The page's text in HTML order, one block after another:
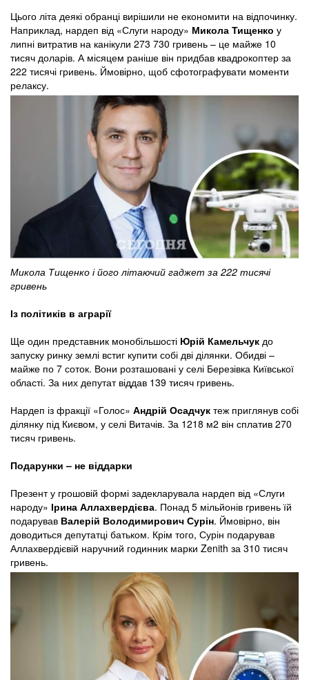
Цього літа деякі обранці вирішили не економити на відпочинку.
Наприклад, нардеп від «Слуги народу» Микола Тищенко у
липні витратив на канікули 273 730 гривень – це майже 10
тисяч доларів. А місяцем раніше він придбав квадрокоптер за
222 тисячі гривень. Ймовірно, щоб сфотографувати моменти
релаксу.
Микола Тищенко і його літаючий гаджет за 222 тисячі
гривень
Із політиків в аграрії
Ще один представник монобільшості Юрій Камельчук до
запуску ринку землі встиг купити собі дві ділянки. Обидві –
майже по 7 соток. Вони розташовані у селі Березівка Київської
області. За них депутат віддав 139 тисяч гривень.
Нардеп із фракції «Голос» Андрій Осадчук теж приглянув собі
ділянку під Києвом, у селі Витачів. За 1218 м2 він сплатив 270
тисяч гривень.
Подарунки – не віддарки
Презент у грошовій формі задекларувала нардеп від «Слуги
народу» Ірина Аллахвердієва. Понад 5 мільйонів гривень їй
подарував Валерій Володимирович Сурін. Ймовірно, він
доводиться депутатці батьком. Крім того, Сурін подарував
Аллахвердієвій наручний годинник марки Zenith за 310 тисяч
гривень.